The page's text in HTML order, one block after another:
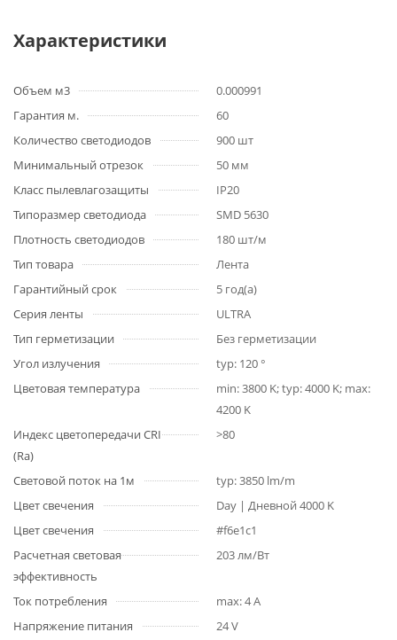
Характеристики
Объем м3
0.000991
Гарантия м.
60
Количество светодиодов
900 шт
Минимальный отрезок
50 мм
Класс пылевлагозащиты
IP20
Типоразмер светодиода
SMD 5630
Плотность светодиодов
180 шт/м
Тип товара
Лента
Гарантийный срок
5 год(а)
Серия ленты
ULTRA
Тип герметизации
Без герметизации
Угол излучения
typ: 120 °
Цветовая температура
min: 3800 K; typ: 4000 K; max:
4200 K
Индекс цветопередачи CRI
(Ra)
>80
Световой поток на 1м
typ: 3850 lm/m
Цвет свечения
Day | Дневной 4000 K
Цвет свечения
#f6e1c1
Расчетная световая
эффективность
203 лм/Вт
Ток потребления
max: 4 A
Напряжение питания
24 V